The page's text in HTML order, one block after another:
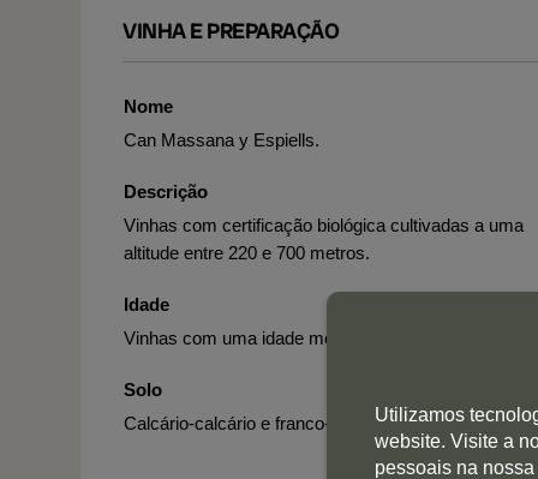
VINHA E PREPARAÇÃO
Nome
Can Massana y Espiells.
Descrição
Vinhas com certificação biológica cultivadas a uma
altitude entre 220 e 700 metros.
Idade
Vinhas com uma idade média de 25 anos.
Solo
Calcário-calcário e franco-argiloso.Utilizamos
website. Visite a
pessoais na